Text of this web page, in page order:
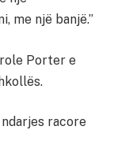
me një banjë.”
Porter e
racore